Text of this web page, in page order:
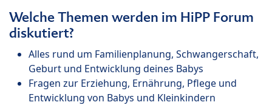
Welche Themen werden im HiPP Forum
diskutiert?
Alles rund um Familienplanung, Schwangerschaft,
Geburt und Entwicklung deines Babys
Fragen zur Erziehung, Ernährung, Pflege und
Entwicklung von Babys und Kleinkindern